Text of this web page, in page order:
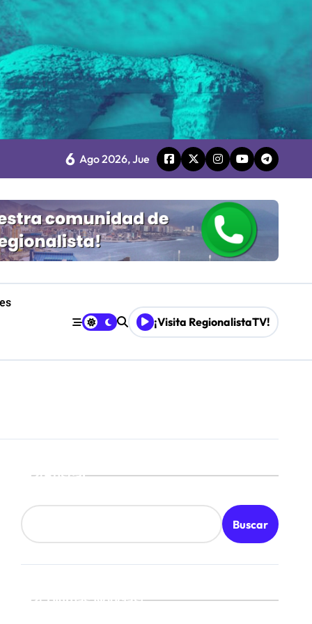
6 Ago 2026, Jue
¡Visita RegionalistaTV!
Buscar
Buscar
¡Ultimas Noticias!